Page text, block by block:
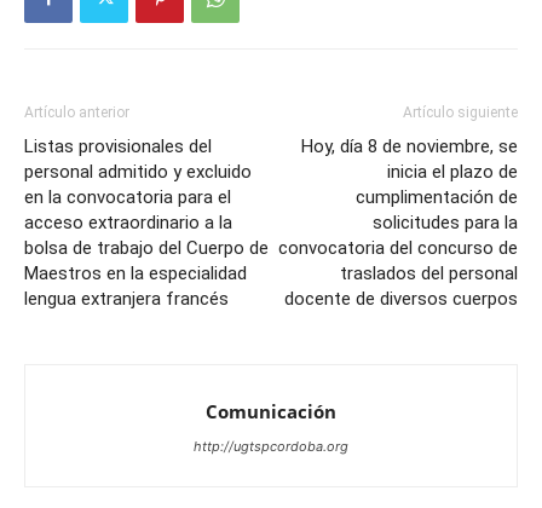
Artículo anterior
Listas provisionales del
personal admitido y excluido
en la convocatoria para el
acceso extraordinario a la
bolsa de trabajo del Cuerpo de
Maestros en la especialidad
lengua extranjera francés
Artículo siguiente
Hoy, día 8 de noviembre, se
inicia el plazo de
cumplimentación de
solicitudes para la
convocatoria del concurso de
traslados del personal
docente de diversos cuerpos
Comunicación
http://ugtspcordoba.org